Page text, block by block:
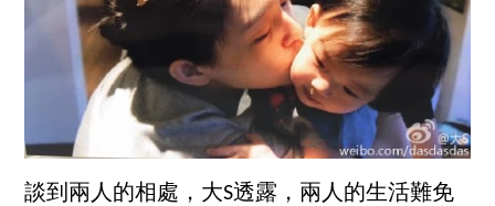
談到兩人的相處，大S透露，兩人的生活難免